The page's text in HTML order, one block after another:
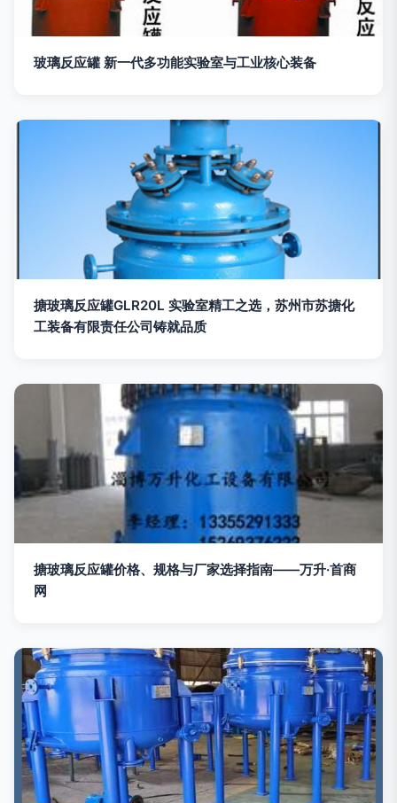
玻璃反应罐 新一代多功能实验室与工业核心装备
搪玻璃反应罐GLR20L 实验室精工之选，苏州市苏搪化
工装备有限责任公司铸就品质
搪玻璃反应罐价格、规格与厂家选择指南——万升·首商
网